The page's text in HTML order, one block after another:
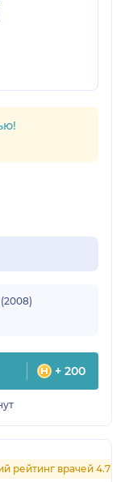
+ 200
рейтинг врачей 4.7